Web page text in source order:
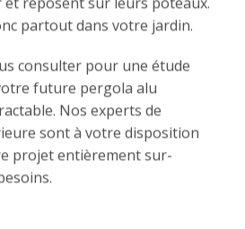
partout dans votre jardin.
future pergola alu
Nos experts de
sont à votre disposition
projet entièrement sur-